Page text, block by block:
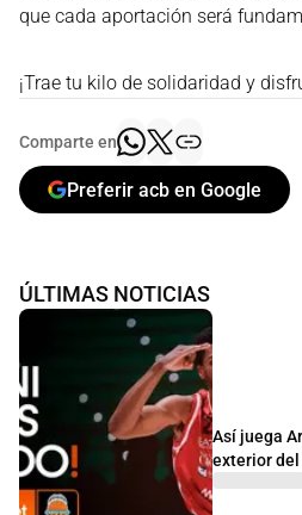
que cada aportación será
¡Trae tu kilo de solidaridad y
Comparte en
Preferir acb en Google
ÚLTIMAS NOTICIAS
Así juega
exterior